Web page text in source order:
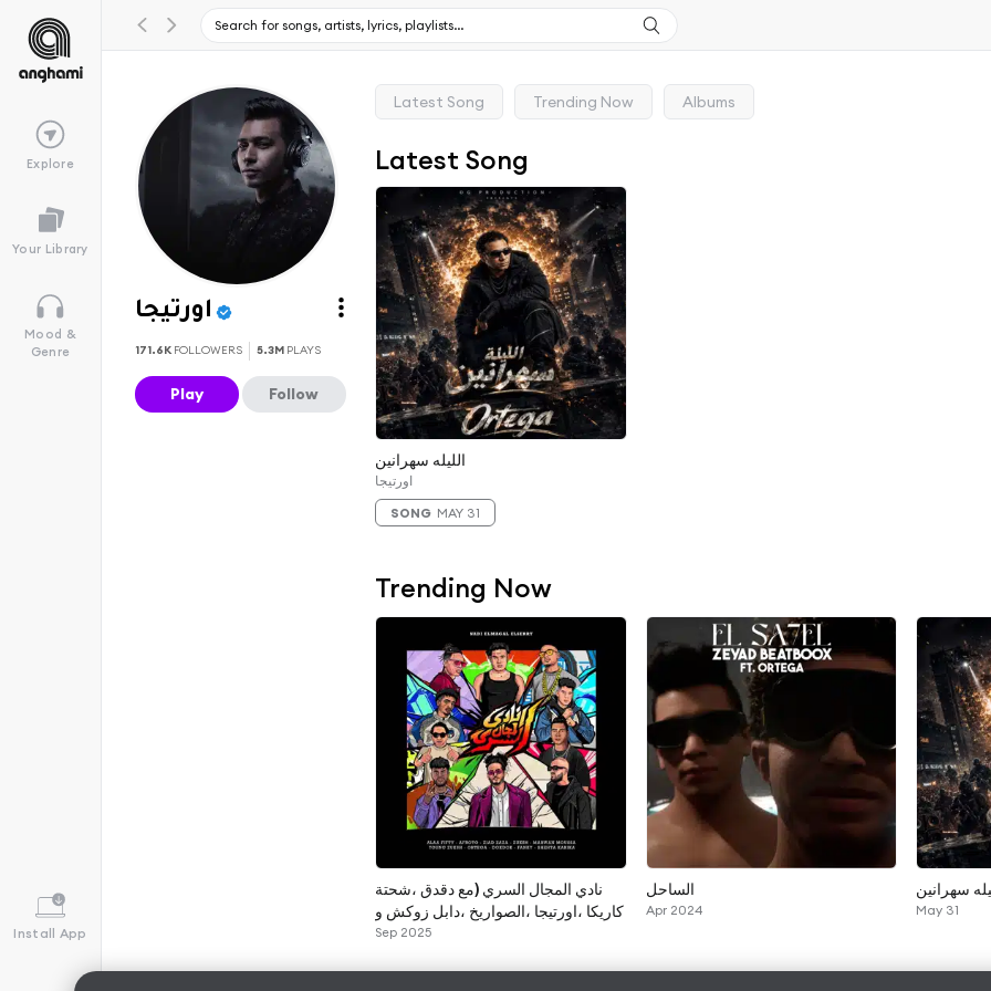
Explore
Your Library
Mood &
Genre
Install App
اورتيجا
171.6K FOLLOWERS 5.3M PLAYS
Play Follow
Latest Song Trending Now Albums
Latest Song
الليله سهرانين
اورتيجا
SONG MAY 31
Trending Now
نادي المجال السري (مع دقدق ،شحتة
كاريكا ،اورتيجا ،الصواريخ ،دابل زوكش و
فانكي)
Sep 2025
الساحل
Apr 2024
سهرانين
May 31